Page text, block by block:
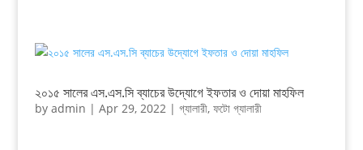
২০১৫ সালের এস.এস.সি ব্যাচের উদ্যোগে ইফতার ও দোয়া মাহফিল
by admin | Apr 29, 2022| গ্যালারী, ফটো গ্যালারী